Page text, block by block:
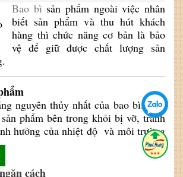
Bao bì sản phẩm ngoài việc nhân
biết sản phẩm và thu hút khách
hàng thì chức năng cơ bản là bảo
vệ để giữ được chất lượng sản
nguyên thủy nhất của bao bì.Bao
phẩm bên trong khỏi bị vỡ, tránh
hưởng của nhiệt độ và môi trường
cách